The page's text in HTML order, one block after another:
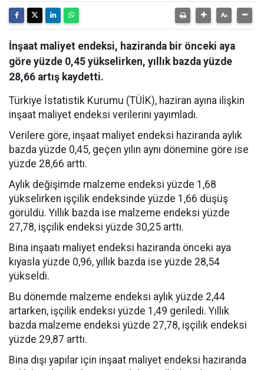
İnşaat maliyet endeksi, haziranda bir önceki aya
göre yüzde 0,45 yükselirken, yıllık bazda yüzde
28,66 artış kaydetti.
Türkiye İstatistik Kurumu (TÜİK), haziran ayına ilişkin
inşaat maliyet endeksi verilerini yayımladı.
Verilere göre, inşaat maliyet endeksi haziranda aylık
bazda yüzde 0,45, geçen yılın aynı dönemine göre ise
yüzde 28,66 arttı.
Aylık değişimde malzeme endeksi yüzde 1,68
yükselirken işçilik endeksinde yüzde 1,66 düşüş
görüldü. Yıllık bazda ise malzeme endeksi yüzde
27,78, işçilik endeksi yüzde 30,25 arttı.
Bina inşaatı maliyet endeksi haziranda önceki aya
kıyasla yüzde 0,96, yıllık bazda ise yüzde 28,54
yükseldi.
Bu dönemde malzeme endeksi aylık yüzde 2,44
artarken, işçilik endeksi yüzde 1,49 geriledi. Yıllık
bazda malzeme endeksi yüzde 27,78, işçilik endeksi
yüzde 29,87 arttı.
Bina dışı yapılar için inşaat maliyet endeksi haziranda